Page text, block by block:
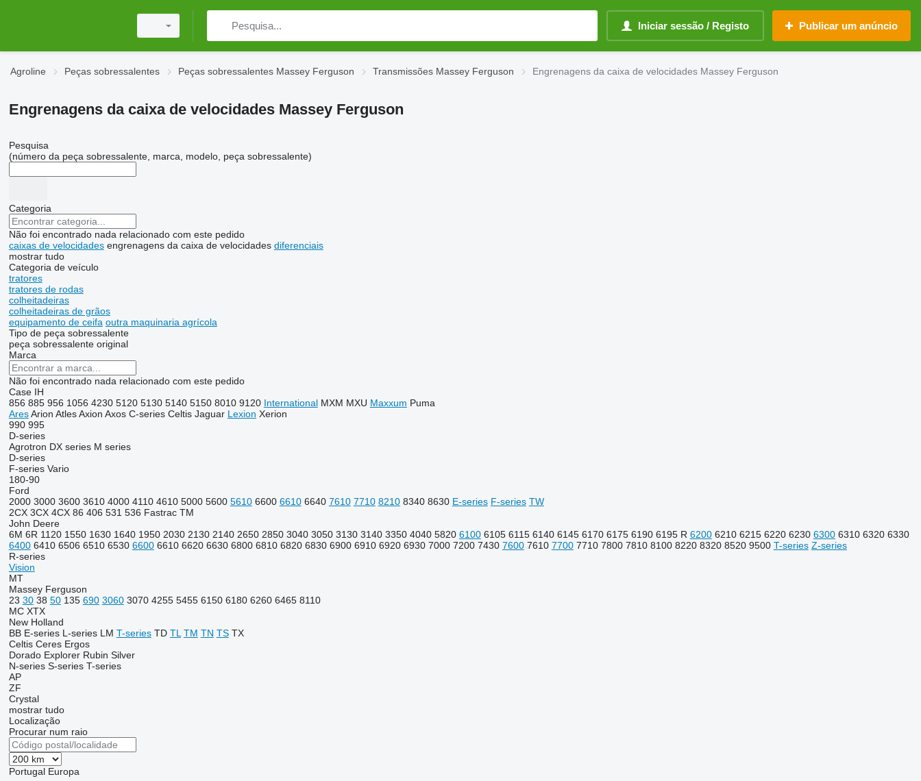
Iniciar sessão / Registo Publicar um anúncio
Agroline Peças sobressalentes Peças sobressalentes Massey Ferguson Transmissões Massey Ferguson Engrenagens da caixa de velocidades Massey Ferguson
Engrenagens da caixa de velocidades Massey Ferguson
Pesquisa
(número da peça sobressalente, marca, modelo, peça sobressalente)
Categoria
Não foi encontrado nada relacionado com este pedido
caixas de velocidades engrenagens da caixa de velocidades diferenciais
mostrar tudo
Categoria de veículo
tratores
tratores de rodas
colheitadeiras
colheitadeiras de grãos
equipamento de ceifa outra maquinaria agrícola
Tipo de peça sobressalente
peça sobressalente original
Marca
Não foi encontrado nada relacionado com este pedido
Case IH
856 885 956 1056 4230 5120 5130 5140 5150 8010 9120 International MXM MXU Maxxum Puma
Ares Arion Atles Axion Axos C-series Celtis Jaguar Lexion Xerion
990 995
D-series
Agrotron DX series M series
D-series
F-series Vario
180-90
Ford
2000 3000 3600 3610 4000 4110 4610 5000 5600 5610 6600 6610 6640 7610 7710 8210 8340 8630 E-series F-series TW
2CX 3CX 4CX 86 406 531 536 Fastrac TM
John Deere
6M 6R 1120 1550 1630 1640 1950 2030 2130 2140 2650 2850 3040 3050 3130 3140 3350 4040 5820 6100 6105 6115 6140 6145 6170 6175 6190 6195 R 6200 6210 6215 6220 6230 6300 6310 6320 6330
6400 6410 6506 6510 6530 6600 6610 6620 6630 6800 6810 6820 6830 6900 6910 6920 6930 7000 7200 7430 7600 7610 7700 7710 7800 7810 8100 8220 8320 8520 9500 T-series Z-series
R-series
Vision
MT
Massey Ferguson
23 30 38 50 135 690 3060 3070 4255 5455 6150 6180 6260 6465 8110
MC XTX
New Holland
BB E-series L-series LM T-series TD TL TM TN TS TX
Celtis Ceres Ergos
Dorado Explorer Rubin Silver
N-series S-series T-series
AP
ZF
Crystal
mostrar tudo
Localização
Procurar num raio
Portugal Europa